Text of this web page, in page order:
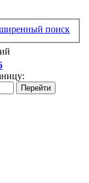
поиск